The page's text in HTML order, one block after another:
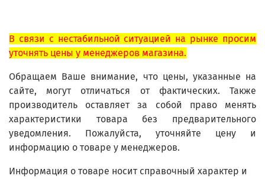
В связи с нестабильной ситуацией на рынке просим
уточнять цены у менеджеров магазина.
Обращаем Ваше внимание, что цены, указанные на
сайте, могут отличаться от фактических. Также
производитель оставляет за собой право менять
характеристики товара без предварительного
уведомления. Пожалуйста, уточняйте цену и
информацию о товаре у менеджеров.
Информация о товаре носит справочный характер и